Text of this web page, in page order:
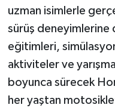
uzman isimlerle
sürüş deneyimlerine
eğitimleri,
aktiviteler ve
boyunca sürecek
her yaştan